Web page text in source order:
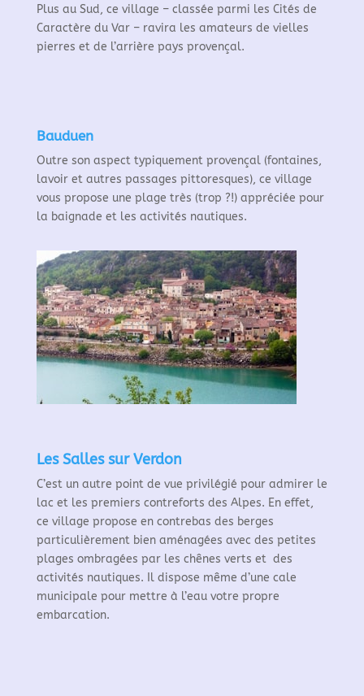
Plus au Sud, ce village – classée parmi les Cités de
Caractère du Var – ravira les amateurs de vielles
pierres et de l’arrière pays provençal.
Bauduen
Outre son aspect typiquement provençal (fontaines,
lavoir et autres passages pittoresques), ce village
vous propose une plage très (trop ?!) appréciée pour
la baignade et les activités nautiques.
Les Salles sur Verdon
C’est un autre point de vue privilégié pour admirer le
lac et les premiers contreforts des Alpes. En effet,
ce village propose en contrebas des berges
particulièrement bien aménagées avec des petites
plages ombragées par les chênes verts et des
activités nautiques. Il dispose même d’une cale
municipale pour mettre à l’eau votre propre
embarcation.